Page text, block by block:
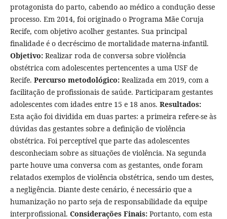
protagonista do parto, cabendo ao médico a condução desse
processo. Em 2014, foi originado o Programa Mãe Coruja
Recife, com objetivo acolher gestantes. Sua principal
finalidade é o decréscimo de mortalidade materna-infantil.
Objetivo:Realizar roda de conversa sobre violência
obstétrica com adolescentes pertencentes a uma USF de
Recife. Percurso metodológico:Realizada em 2019, com a
facilitação de profissionais de saúde. Participaram gestantes
adolescentes com idades entre 15 e 18 anos. Resultados:
Esta ação foi dividida em duas partes: a primeira refere-se às
dúvidas das gestantes sobre a definição de violência
obstétrica. Foi perceptível que parte das adolescentes
desconheciam sobre as situações de violência. Na segunda
parte houve uma conversa com as gestantes, onde foram
relatados exemplos de violência obstétrica, sendo um destes,
a negligência. Diante deste cenário, é necessário que a
humanização no parto seja de responsabilidade da equipe
interprofissional. Considerações Finais:Portanto, com esta